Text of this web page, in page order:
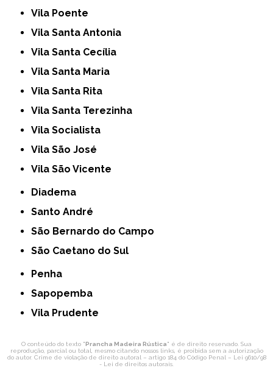
Vila Poente
Vila Santa Antonia
Vila Santa Cecília
Vila Santa Maria
Vila Santa Rita
Vila Santa Terezinha
Vila Socialista
Vila São José
Vila São Vicente
Diadema
Santo André
São Bernardo do Campo
São Caetano do Sul
Penha
Sapopemba
Vila Prudente
O conteúdo do texto "Prancha Madeira Rústica" é de direito reservado. Sua
reprodução, parcial ou total, mesmo citando nossos links, é proibida sem a autorização
do autor. Crime de violação de direito autoral – artigo 184 do Código Penal – Lei 9610/98
- Lei de direitos autorais